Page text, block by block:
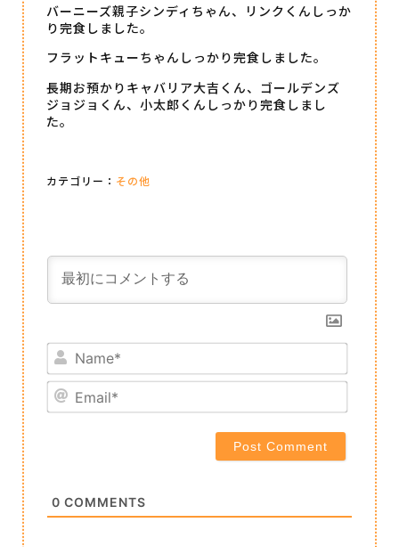
バーニーズ親子シンディちゃん、リンクくんしっか
り完食しました。
フラットキューちゃんしっかり完食しました。
長期お預かりキャバリア大吉くん、ゴールデンズ
ジョジョくん、小太郎くんしっかり完食しまし
た。
カテゴリー： その他
Name*
Email*
0 COMMENTS